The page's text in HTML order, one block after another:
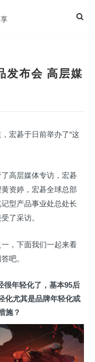
发布会 高层媒
宏碁于日前举办了“这
高层媒体专访，宏碁
资婷， 宏碁全球总部
型产品事业处总处长
了采访。
，下面我们一起来看
吧。
很年轻化了，基本95后
化尤其是品牌年轻化或
施？